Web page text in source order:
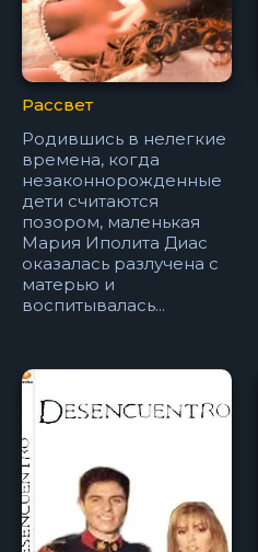
Рассвет
Родившись в нелегкие
времена, когда
незаконнорожденные
дети считаются
позором, маленькая
Мария Иполита Диас
оказалась разлучена с
матерью и
воспитывалась...